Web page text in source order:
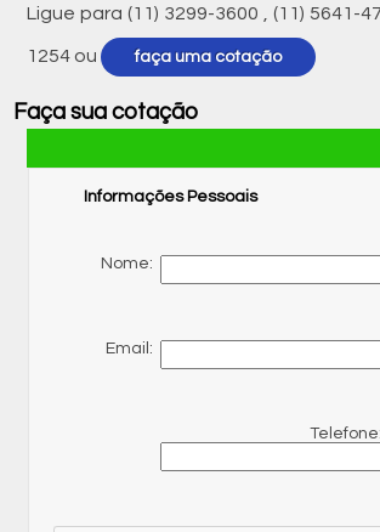
Ligue para (11) 3299-3600 ,(11) 5641-
1254 ou faça uma cotação
Faça sua cotação
Informações Pessoais
Nome:
Email:
Telefone: